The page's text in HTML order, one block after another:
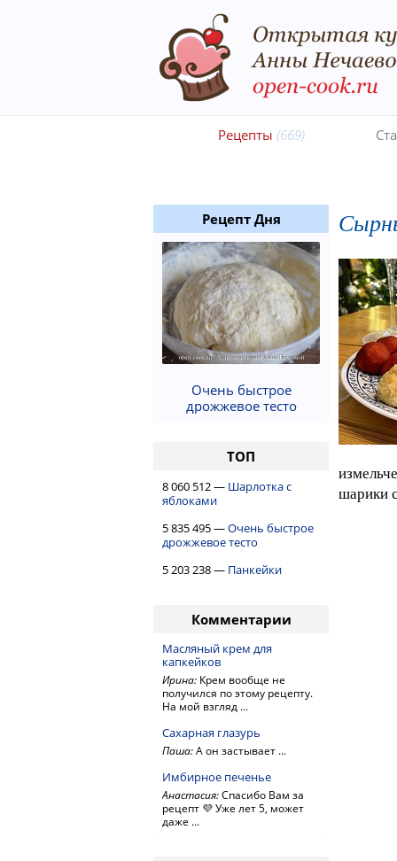
Рецепты (669)
Рецепт Дня
Очень быстрое
дрожжевое тесто
ТОП
8 060 512 — Шарлотка с
яблоками
5 835 495 —Очень быстрое
дрожжевое тесто
5 203 238 — Панкейки
Комментарии
Масляный крем для
капкейков
Ирина: Крем вообще не
получился по этому рецепту.
На мой взгляд ...
Сахарная глазурь
Паша:А он застывает ...
Имбирное печенье
Анастасия:Спасибо Вам за
рецепт 💜 Уже лет 5, может
даже ...
шарики